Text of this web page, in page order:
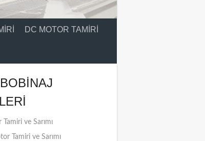
DC MOTOR TAMIRI
ve Sarımı
Tamiri ve Sarımı